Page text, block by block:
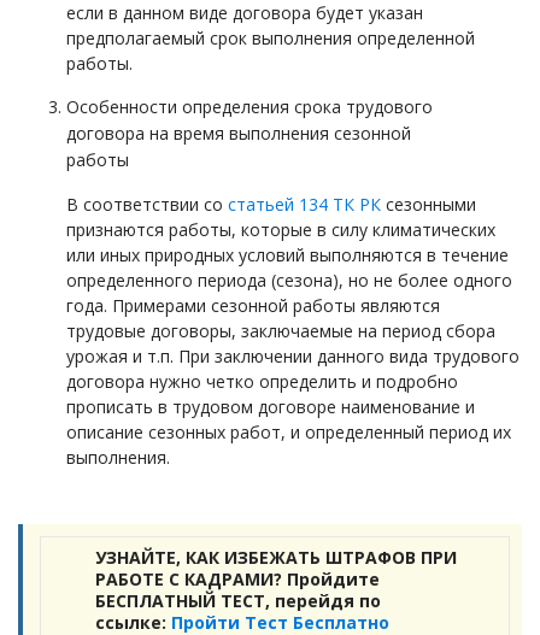
если в данном виде договора будет указан
предполагаемый срок выполнения определенной
работы.
Особенности определения срока трудового
договора на время выполнения сезонной
работы
В соответствии со статьей 134 ТК РК сезонными
признаются работы, которые в силу климатических
или иных природных условий выполняются в течение
определенного периода (сезона), но не более одного
года. Примерами сезонной работы являются
трудовые договоры, заключаемые на период сбора
урожая и т.п. При заключении данного вида трудового
договора нужно четко определить и подробно
прописать в трудовом договоре наименование и
описание сезонных работ, и определенный период их
выполнения.
УЗНАЙТЕ, КАК ИЗБЕЖАТЬ ШТРАФОВ ПРИ
РАБОТЕ С КАДРАМИ? Пройдите
БЕСПЛАТНЫЙ ТЕСТ, перейдя по
ссылке: Пройти Тест Бесплатно